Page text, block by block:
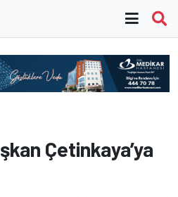
Çetinkaya’ya